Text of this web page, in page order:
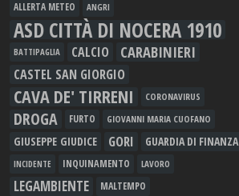
ALLERTA METEO ANGRI
ASD CITTÀ DI NOCERA 1910
BATTIPAGLIA CALCIO CARABINIERI
CASTEL SAN GIORGIO
CAVA DE' TIRRENI CORONAVIRUS
DROGA FURTO GIOVANNI MARIA CUOFANO
GIUSEPPE GIUDICE GORI GUARDIA DI FINANZA
INCIDENTE INQUINAMENTO LAVORO
LEGAMBIENTE MALTEMPO